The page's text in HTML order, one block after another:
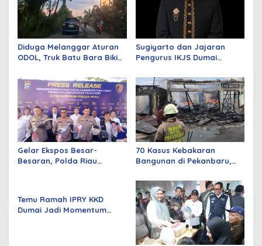
Diduga Melanggar Aturan
ODOL, Truk Batu Bara Bikin
Parah
Sugiyarto dan Jajaran
Pengurus IKJS Dumai
Rabu Besok
Gelar Ekspos Besar-
Besaran, Polda Riau
70 Kasus Kebakaran
Bangunan di Pekanbaru,
Listrik
Temu Ramah IPRY KKD
Dumai Jadi Momentum